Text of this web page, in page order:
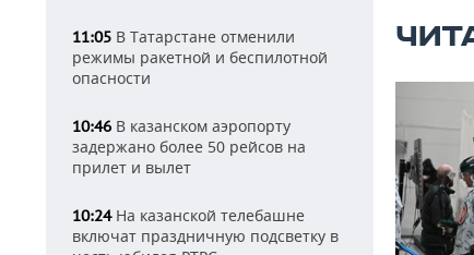
11:05 В Татарстане отменили
режимы ракетной и беспилотной
опасности
10:46 В казанском аэропорту
задержано более 50 рейсов на
прилет и вылет
10:24На казанской телебашне
включат праздничную подсветку в